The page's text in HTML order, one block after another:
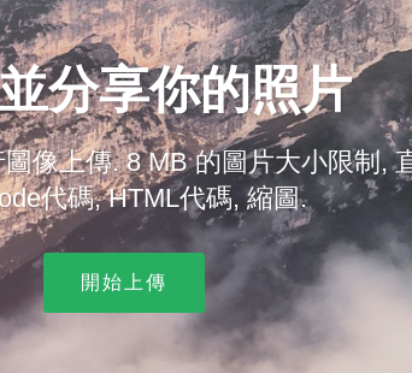
分享你的照片
像上傳. 8 MB 的圖片大小限制,
代碼, HTML代碼, 縮圖.
開始上傳